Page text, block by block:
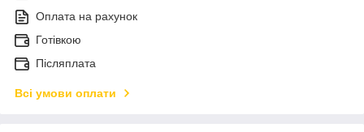
Оплата на рахунок
Готівкою
Післяплата
Всі умови оплати